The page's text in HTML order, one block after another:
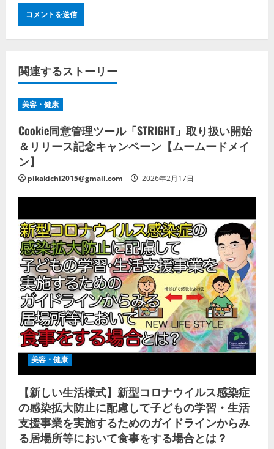
関連するストーリー
美容・健康
Cookie同意管理ツール「STRIGHT」取り扱い開始
＆リリース記念キャンペーン【ムームードメイ
ン】
pikakichi2015@gmail.com 2026年2月17日
美容・健康
【新しい生活様式】新型コロナウイルス感染症
の感染拡大防止に配慮して子どもの学習・生活
支援事業を実施するためのガイドラインからみ
る居場所等において食事をする場合とは？